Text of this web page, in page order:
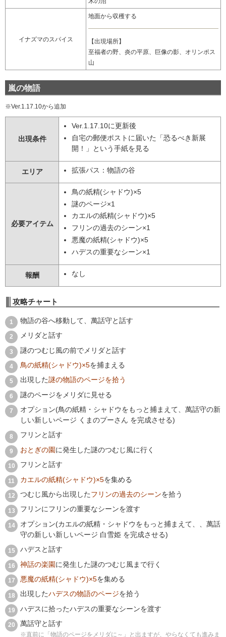
イナズマのスパイス
地面から収穫する
【出現場所】
至福者の野、炎の平原、巨像の影、オリンポス
山
嵐の物語
※Ver.1.17.10から追加
出現条件
Ver.1.17.10に更新後
自宅の郵便ポストに届いた「恐るべき新展
開！」という手紙を見る
エリア 拡張パス：物語の谷
必要アイテム
鳥の紙精(シャドウ)×5
謎のページ×1
カエルの紙精(シャドウ)×5
フリンの過去のシーン×1
悪魔の紙精(シャドウ)×5
ハデスの重要なシーン×1
報酬 なし
攻略チャート
物語の谷へ移動して、萬話守と話す
メリダと話す
謎のつむじ風の前でメリダと話す
鳥の紙精(シャドウ)×5を捕まえる
出現した謎の物語のページを拾う
謎のページをメリダに見せる
オプション(鳥の紙精・シャドウをもっと捕まえて、萬話守の新
しい新しいページ くまのプーさん を完成させる)
フリンと話す
おとぎの園に発生した謎のつむじ風に行く
フリンと話す
カエルの紙精(シャドウ)×5を集める
つむじ風から出現したフリンの過去のシーンを拾う
フリンにフリンの重要なシーンを渡す
オプション(カエルの紙精・シャドウをもっと捕まえて、、萬話
守の新しい新しいページ 白雪姫 を完成させる)
ハデスと話す
神話の楽園に発生した謎のつむじ風まで行く
悪魔の紙精(シャドウ)×5を集める
出現したハデスの物語のページを拾う
ハデスに拾ったハデスの重要なシーンを渡す
萬話守と話す
※直前に「物語のページをメリダに～」と出ますが、やらなくても進みま